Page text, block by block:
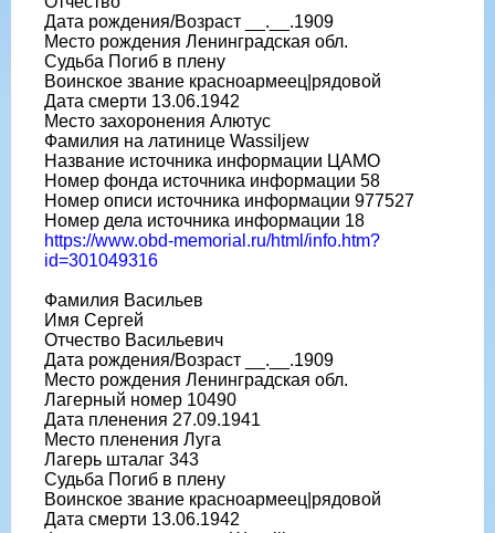
Дата рождения/Возраст __.__.1909
Место рождения Ленинградская обл.
Судьба Погиб в плену
Воинское звание красноармеец|рядовой
Дата смерти 13.06.1942
Место захоронения Алютус
Фамилия на латинице Wassiljew
Название источника информации ЦАМО
Номер фонда источника информации 58
Номер описи источника информации 977527
Номер дела источника информации 18
https://www.obd-memorial.ru/html/info.htm?
id=301049316
Фамилия Васильев
Имя Сергей
Отчество Васильевич
Дата рождения/Возраст __.__.1909
Место рождения Ленинградская обл.
Лагерный номер 10490
Дата пленения 27.09.1941
Место пленения Луга
Лагерь шталаг 343
Судьба Погиб в плену
Воинское звание красноармеец|рядовой
Дата смерти 13.06.1942